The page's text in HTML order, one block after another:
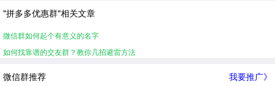
"拼多多优惠群"相关文章
微信群如何起个有意义的名字
如何找靠谱的交友群？教你几招避雷方法
微信群推荐 我要推广》